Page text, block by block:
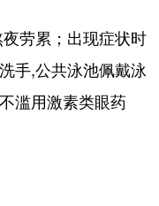
劳累；出现症状时
手,公共泳池佩戴泳
滥用激素类眼药